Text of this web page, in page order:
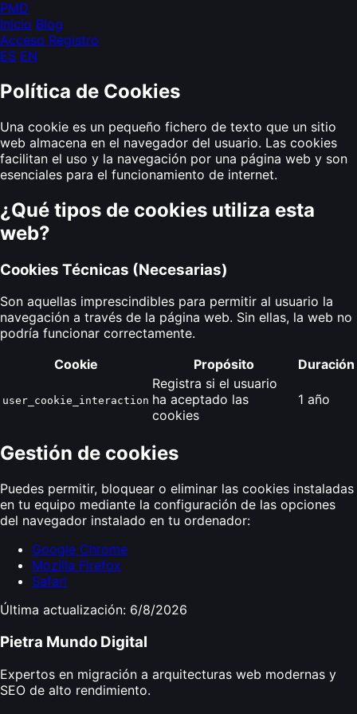
PMD
Inicio Blog
Acceso Registro
ES EN
Política de Cookies
Una cookie es un pequeño fichero de texto que un sitio
web almacena en el navegador del usuario. Las cookies
facilitan el uso y la navegación por una página web y son
esenciales para el funcionamiento de internet.
¿Qué tipos de cookies utiliza esta
web?
Cookies Técnicas (Necesarias)
Son aquellas imprescindibles para permitir al usuario la
navegación a través de la página web. Sin ellas, la web no
podría funcionar correctamente.
Cookie
Propósito Duración
user_cookie_interaction
Registra si el usuario
ha aceptado las
cookies
1 año
Gestión de cookies
Puedes permitir, bloquear o eliminar las cookies instaladas
en tu equipo mediante la configuración de las opciones
del navegador instalado en tu ordenador:
Google Chrome
Mozilla Firefox
Safari
Última actualización: 6/8/2026
Pietra Mundo Digital
Expertos en migración a arquitecturas web modernas y
SEO de alto rendimiento.